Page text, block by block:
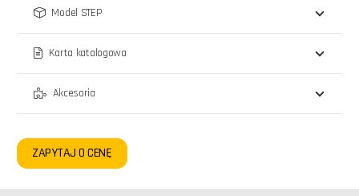
Model STEP
Karta katalogowa
Akcesoria
ZAPYTAJ O CENĘ